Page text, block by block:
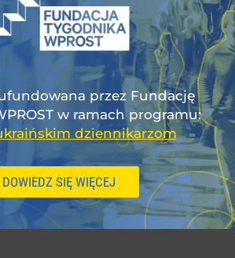
przez Fundację
w ramach programu:
dziennikarzom
DOWIEDZ SIĘ WIĘCEJ